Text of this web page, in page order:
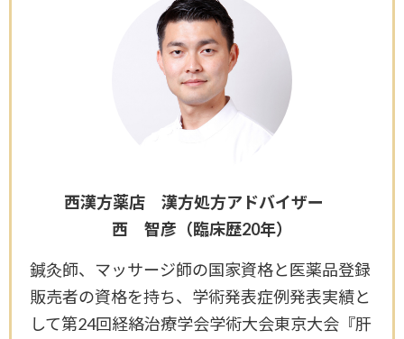
西漢方薬店 漢方処方アドバイザー
西 智彦（臨床歴20年）
鍼灸師、マッサージ師の国家資格と医薬品登録
販売者の資格を持ち、学術発表症例発表実績と
して第24回経絡治療学会学術大会東京大会『肝